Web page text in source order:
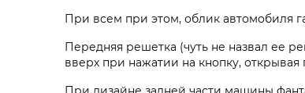
При всем при этом, облик автомобиля
Передняя решетка (чуть не назвал ее
вверх при нажатии на кнопку, открывая
При дизайне задней части машины